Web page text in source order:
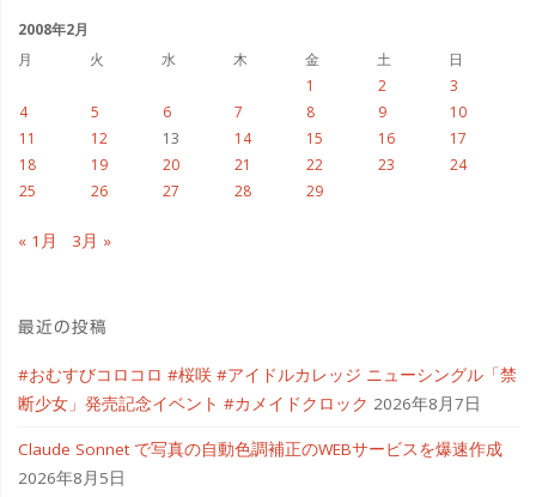
ブ
2008年2月
月
火 水 木 金 土
日
1
2
3
4
5 6 7 8 9
10
11
12 13 14 15 16
17
18
19 20 21 22 23
24
25
26 27 28 29
« 1月 3月 »
最近の投稿
#おむすびコロコロ #桜咲 #アイドルカレッジ ニューシングル「禁
断少女」発売記念イベント #カメイドクロック 2026年8月7日
Claude Sonnet で写真の自動色調補正のWEBサービスを爆速作成
2026年8月5日